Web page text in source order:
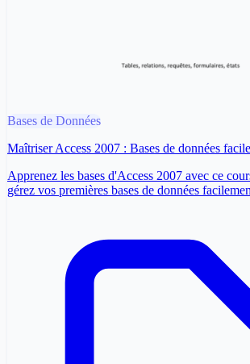
Bases de Données
Maîtriser Access 2007 : Bases de données
Apprenez les bases d'Access 2007 avec ce
gérez vos premières bases de données